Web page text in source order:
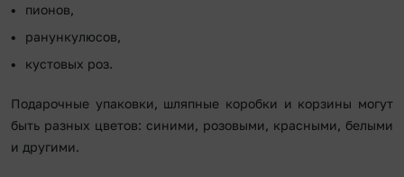
пионов,
ранункулюсов,
кустовых роз.
Подарочные упаковки, шляпные коробки и корзины могут
быть разных цветов: синими, розовыми, красными, белыми
и другими.